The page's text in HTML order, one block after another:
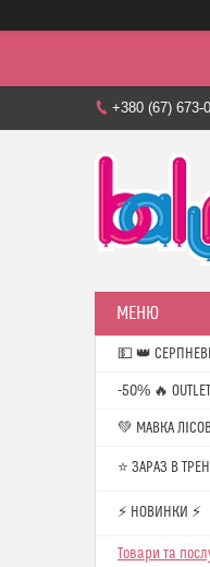
+380 (67) 673-
💵 👑
-50% 🔥
💚 МАВКА
⭐️ ЗАРАЗ В
⚡ НОВИНКИ ⚡
Товари та